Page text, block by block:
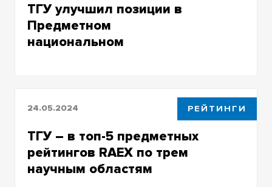
ТГУ улучшил позиции в
Предметном
национальном
24.05.2024 РЕЙТИНГИ
ТГУ – в топ-5 предметных
рейтингов RAEX по трем
научным областям